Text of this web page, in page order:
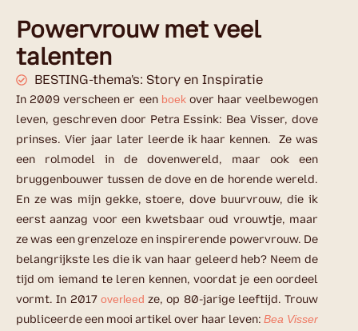
Powervrouw met veel
talenten
BESTING-thema's: Story en Inspiratie
In 2009 verscheen er een boekover haar veelbewogen
leven, geschreven door Petra Essink: Bea Visser, dove
prinses. Vier jaar later leerde ik haar kennen. Ze was
een rolmodel in de dovenwereld, maar ook een
bruggenbouwer tussen de dove en de horende wereld.
En ze was mijn gekke, stoere, dove buurvrouw, die ik
eerst aanzag voor een kwetsbaar oud vrouwtje, maar
ze was een grenzeloze en inspirerende powervrouw. De
belangrijkste les die ik van haar geleerd heb? Neem de
tijd om iemand te leren kennen, voordat je een oordeel
vormt. In 2017 overleed ze, op 80-jarige leeftijd. Trouw
publiceerde een mooi artikel over haar leven: Bea Visser